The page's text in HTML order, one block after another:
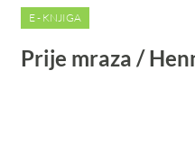
E - KNJIGA
Prije mraza /